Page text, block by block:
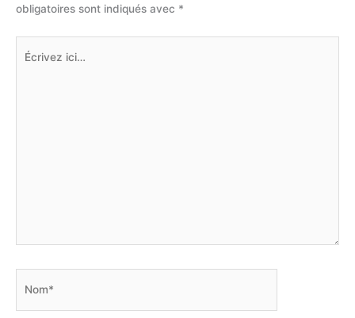
obligatoires sont indiqués avec *
Écrivez